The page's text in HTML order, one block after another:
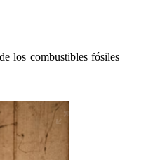
los combustibles fósiles